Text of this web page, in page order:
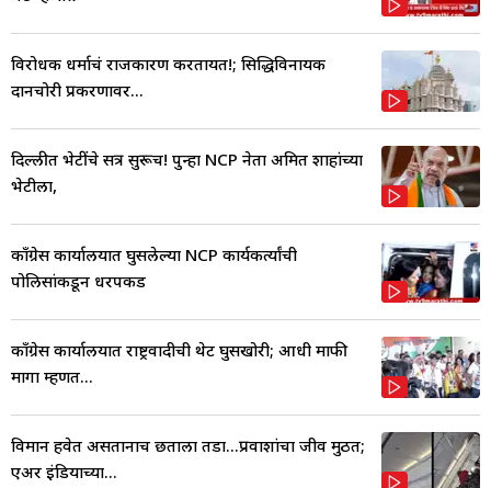
विरोधक धर्माचं राजकारण करतायत!; सिद्धिविनायक
दानचोरी प्रकरणावर...
दिल्लीत भेटींचे सत्र सुरूच! पुन्हा NCP नेता अमित शाहांच्या
भेटीला,
काँग्रेस कार्यालयात घुसलेल्या NCP कार्यकर्त्यांची
पोलिसांकडून धरपकड
काँग्रेस कार्यालयात राष्ट्रवादीची थेट घुसखोरी; आधी माफी
मागा म्हणत...
विमान हवेत असतानाच छताला तडा...प्रवाशांचा जीव मुठीत;
एअर इंडियाच्या...